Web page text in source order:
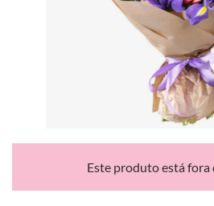
Este produto está fora